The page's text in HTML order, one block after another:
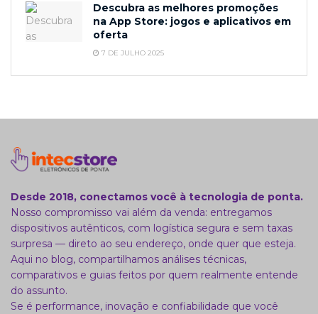
Descubra as melhores promoções
na App Store: jogos e aplicativos em
oferta
7 DE JULHO 2025
Desde 2018, conectamos você à tecnologia de ponta.
Nosso compromisso vai além da venda: entregamos
dispositivos autênticos, com logística segura e sem taxas
surpresa — direto ao seu endereço, onde quer que esteja.
Aqui no blog, compartilhamos análises técnicas,
comparativos e guias feitos por quem realmente entende
do assunto.
Se é performance, inovação e confiabilidade que você